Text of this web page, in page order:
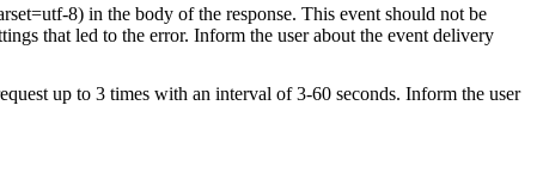
8) in the body of the response. This event should not be
that led to the error. Inform the user about the event delivery
up to 3 times with an interval of 3-60 seconds. Inform the user